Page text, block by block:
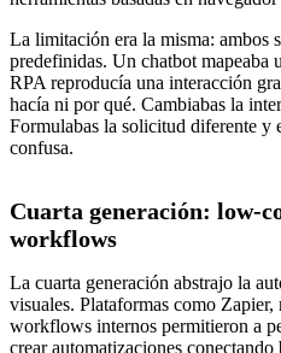
La limitación era la misma: ambos
predefinidas. Un chatbot mapeaba
RPA reproducía una interacción
hacía ni por qué. Cambiabas la
Formulabas la solicitud diferente y
confusa.
Cuarta generación: low-
workflows
La cuarta generación abstrajo la
visuales. Plataformas como
workflows internos permitieron a
crear automatizaciones